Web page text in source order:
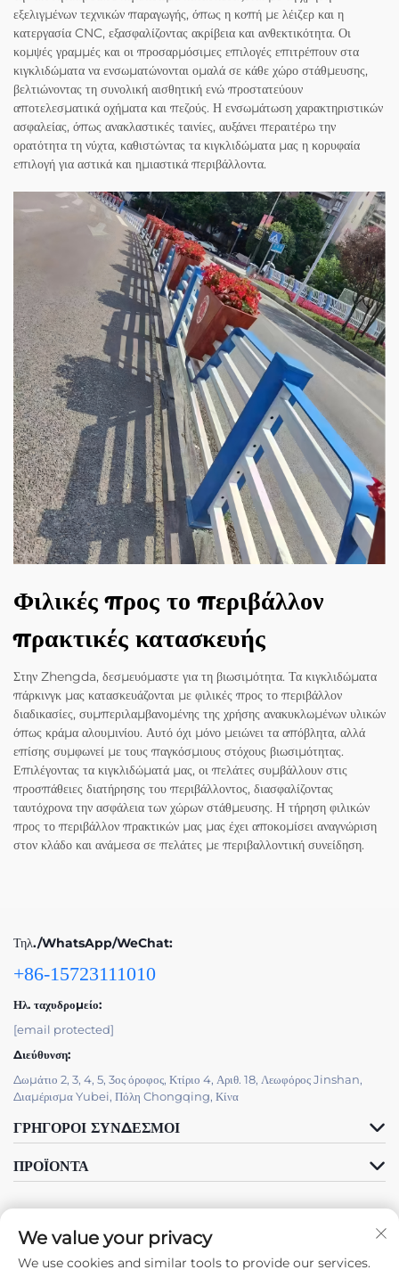
εξελιγμένων τεχνικών παραγωγής, όπως η κοπή με λέιζερ και η
κατεργασία CNC, εξασφαλίζοντας ακρίβεια και ανθεκτικότητα. Οι
κομψές γραμμές και οι προσαρμόσιμες επιλογές επιτρέπουν στα
κιγκλιδώματα να ενσωματώνονται ομαλά σε κάθε χώρο στάθμευσης,
βελτιώνοντας τη συνολική αισθητική ενώ προστατεύουν
αποτελεσματικά οχήματα και πεζούς. Η ενσωμάτωση χαρακτηριστικών
ασφαλείας, όπως ανακλαστικές ταινίες, αυξάνει περαιτέρω την
ορατότητα τη νύχτα, καθιστώντας τα κιγκλιδώματα μας η κορυφαία
επιλογή για αστικά και ημιαστικά περιβάλλοντα.
Φιλικές προς το περιβάλλον
πρακτικές κατασκευής
Στην Zhengda, δεσμευόμαστε για τη βιωσιμότητα. Τα κιγκλιδώματα
πάρκινγκ μας κατασκευάζονται με φιλικές προς το περιβάλλον
διαδικασίες, συμπεριλαμβανομένης της χρήσης ανακυκλωμένων υλικών
όπως κράμα αλουμινίου. Αυτό όχι μόνο μειώνει τα απόβλητα, αλλά
επίσης συμφωνεί με τους παγκόσμιους στόχους βιωσιμότητας.
Επιλέγοντας τα κιγκλιδώματά μας, οι πελάτες συμβάλλουν στις
προσπάθειες διατήρησης του περιβάλλοντος, διασφαλίζοντας
ταυτόχρονα την ασφάλεια των χώρων στάθμευσης. Η τήρηση φιλικών
προς το περιβάλλον πρακτικών μας μας έχει αποκομίσει αναγνώριση
στον κλάδο και ανάμεσα σε πελάτες με περιβαλλοντική συνείδηση.
Τηλ./WhatsApp/WeChat:
+86-15723111010
Ηλ. ταχυδρομείο:
[email protected]
Διεύθυνση:
Δωμάτιο 2, 3, 4, 5, 3ος όροφος, Κτίριο 4, Αριθ. 18, Λεωφόρος Jinshan,
Διαμέρισμα Yubei, Πόλη Chongqing, Κίνα
ΓΡΉΓΟΡΟΙ ΣΎΝΔΕΣΜΟΙ
ΠΡΟΪΌΝΤΑ
We value your privacy
We use cookies and similar tools to provide our services.